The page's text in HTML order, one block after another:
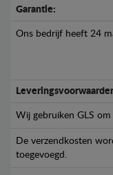
Garantie:
Ons bedrijf heeft 24
Wij gebruiken GLS
De verzendkosten
toegevoegd.